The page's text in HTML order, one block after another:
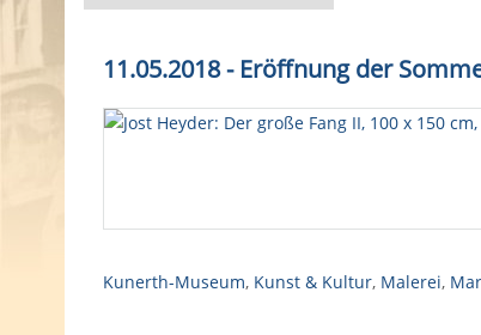
e
11.05.2018 - Eröffnung der
Kunerth-Museum, Kunst & Kultur, Malerei,